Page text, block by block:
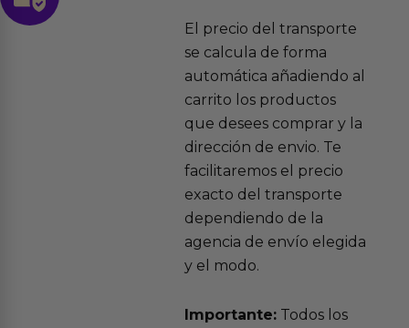
El precio del transporte
se calcula de forma
automática añadiendo al
carrito los productos
que desees comprar y la
dirección de envio. Te
facilitaremos el precio
exacto del transporte
dependiendo de la
agencia de envío elegida
y el modo.
Importante:Todos los